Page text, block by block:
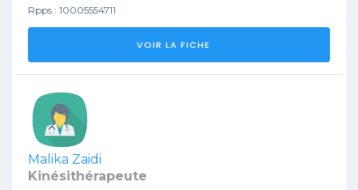
Rpps : 10005554711
VOIR LA FICHE
Malika Zaidi
Kinésithérapeute